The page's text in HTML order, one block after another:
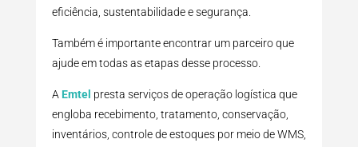
eficiência, sustentabilidade e segurança.
Também é importante encontrar um parceiro que
ajude em todas as etapas desse processo.
AEmtel presta serviços de operação logística que
engloba recebimento, tratamento, conservação,
inventários, controle de estoques por meio de WMS,